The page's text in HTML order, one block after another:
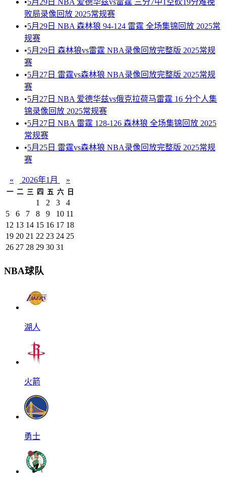
•5月29日 NBA 爱德华兹vs雷霆 三分7中1空砍19分难挽
败局录像回放 2025常规赛
•5月29日 NBA 森林狼 94-124 雷霆 全场集锦回放 2025常
规赛
•5月29日 森林狼vs雷霆 NBA录像回放完整版 2025常规
赛
•5月27日 雷霆vs森林狼 NBA录像回放完整版 2025常规
赛
•5月27日 NBA 爱德华兹vs俄克拉荷马雷霆 16 分个人集
锦录像回放 2025常规赛
•5月27日 NBA 雷霆 128-126 森林狼 全场集锦回放 2025
常规赛
•5月25日 雷霆vs森林狼 NBA录像回放完整版 2025常规
赛
« 2026年1月 »
一 二 三 四 五 六 日
1 2 3
4
5
6 7 8 9 10 11
12 13 14 15 16 17 18
19 20 21 22 23 24 25
26 27 28 29 30 31
NBA球队
湖人
火箭
勇士